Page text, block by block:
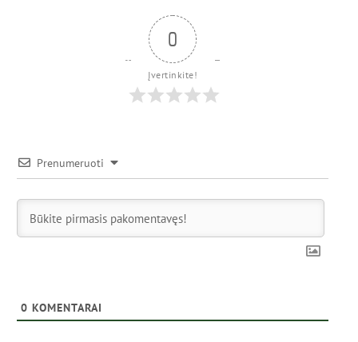
0
Įvertinkite!
Prenumeruoti
0 KOMENTARAI